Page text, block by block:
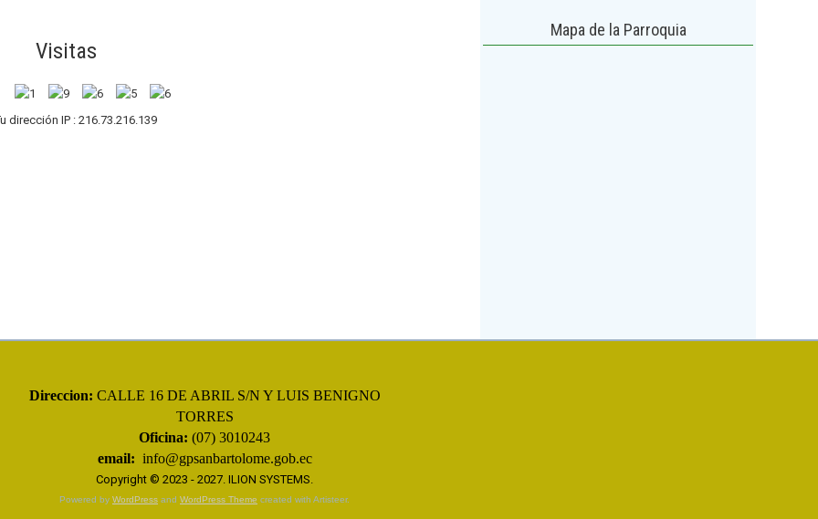
Visitas
dirección IP : 216.73.216.139
Mapa de la Parroquia
Direccion: CALLE 16 DE ABRIL S/N Y LUIS BENIGNO
TORRES
Oficina: (07) 3010243
email: info@gpsanbartolome.gob.ec
Copyright © 2023 - 2027. ILION SYSTEMS.
Powered by WordPress and WordPress Theme created with Artisteer.